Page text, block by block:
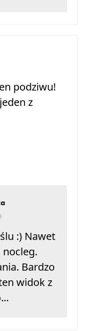
podziwu!
z
:) Nawet
Bardzo
widok z